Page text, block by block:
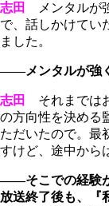
志田
メンタルが
で、話しかけてい
ました。
――メンタルが強
志田
それまでは
の方向性を決める
ただいたので。最
すけど、途中から
――そこでの経験
放送終了後も、『